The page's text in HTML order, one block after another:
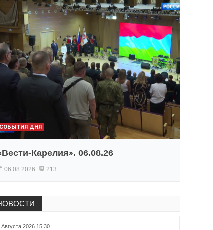
СОБЫТИЯ ДНЯ
Карелия». 06.08.26
06.08.2026 213
Августа 2026 15:30